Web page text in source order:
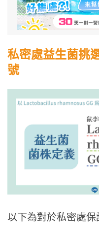
私密處益生菌挑
號
以下為對於私密處保